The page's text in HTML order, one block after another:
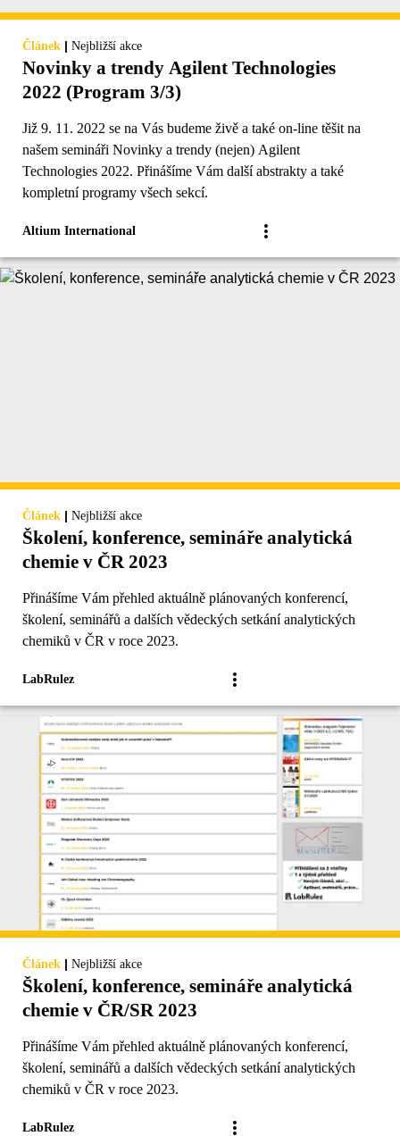
Článek | Nejbližší akce
Novinky a trendy Agilent Technologies
2022 (Program 3/3)
Již 9. 11. 2022 se na Vás budeme živě a také on-line těšit na
našem semináři Novinky a trendy (nejen) Agilent
Technologies 2022. Přinášíme Vám další abstrakty a také
kompletní programy všech sekcí.
Altium International
Článek | Nejbližší akce
Školení, konference, semináře analytická
chemie v ČR 2023
Přinášíme Vám přehled aktuálně plánovaných konferencí,
školení, seminářů a dalších vědeckých setkání analytických
chemiků v ČR v roce 2023.
LabRulez
Článek | Nejbližší akce
Školení, konference, semináře analytická
chemie v ČR/SR 2023
Přinášíme Vám přehled aktuálně plánovaných konferencí,
školení, seminářů a dalších vědeckých setkání analytických
chemiků v ČR v roce 2023.
LabRulez